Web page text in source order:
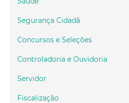
Segurança Cidadã
Concursos e Seleções
Controladoria e Ouvidoria
Servidor
Fiscalização